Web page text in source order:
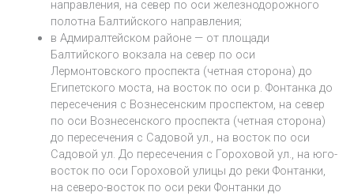
направления, на север по оси железнодорожного
полотна Балтийского направления;
в Адмиралтейском районе — от площади
Балтийского вокзала на север по оси
Лермонтовского проспекта (четная сторона) до
Египетского моста, на восток по оси р. Фонтанка до
пересечения с Вознесенским проспектом, на север
по оси Вознесенского проспекта (четная сторона)
до пересечения с Садовой ул., на восток по оси
Садовой ул. До пересечения с Гороховой ул., на юго-
восток по оси Гороховой улицы до реки Фонтанки,
на северо-восток по оси реки Фонтанки до